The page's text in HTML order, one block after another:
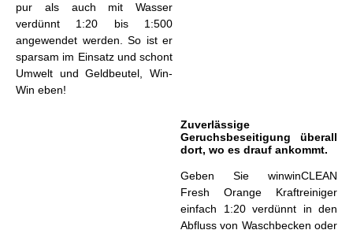
pur als auch mit Wasser
verdünnt 1:20 bis 1:500
angewendet werden. So ist er
sparsam im Einsatz und schont
Umwelt und Geldbeutel, Win-
Win eben!
Zuverlässige
Geruchsbeseitigung überall
dort, wo es drauf ankommt.
Geben Sie winwinCLEAN
Fresh Orange Kraftreiniger
einfach 1:20 verdünnt in den
Abfluss von Waschbecken oder